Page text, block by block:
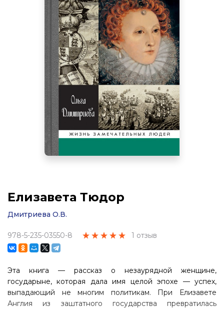
Елизавета Тюдор
Дмитриева О.В.
978-5-235-03550-8 1 отзыв
Эта книга — рассказ о незаурядной женщине,
государыне, которая да­ла имя целой эпохе — успех,
выпадающий не многим политикам. При Ели­завете
Англия из заштатного государства превратилась